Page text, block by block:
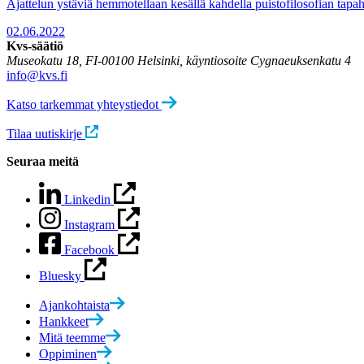
Ajattelun ystäviä hemmotellaan kesällä kahdella puistofilosofian
02.06.2022
Kvs-säätiö
Museokatu 18, FI-00100 Helsinki, käyntiosoite Cygnaeuksenkatu 4
info@kvs.fi
Katso tarkemmat yhteystiedot
Tilaa uutiskirje
Seuraa meitä
Linkedin
Instagram
Facebook
Bluesky
Ajankohtaista
Hankkeet
Mitä teemme
Oppiminen